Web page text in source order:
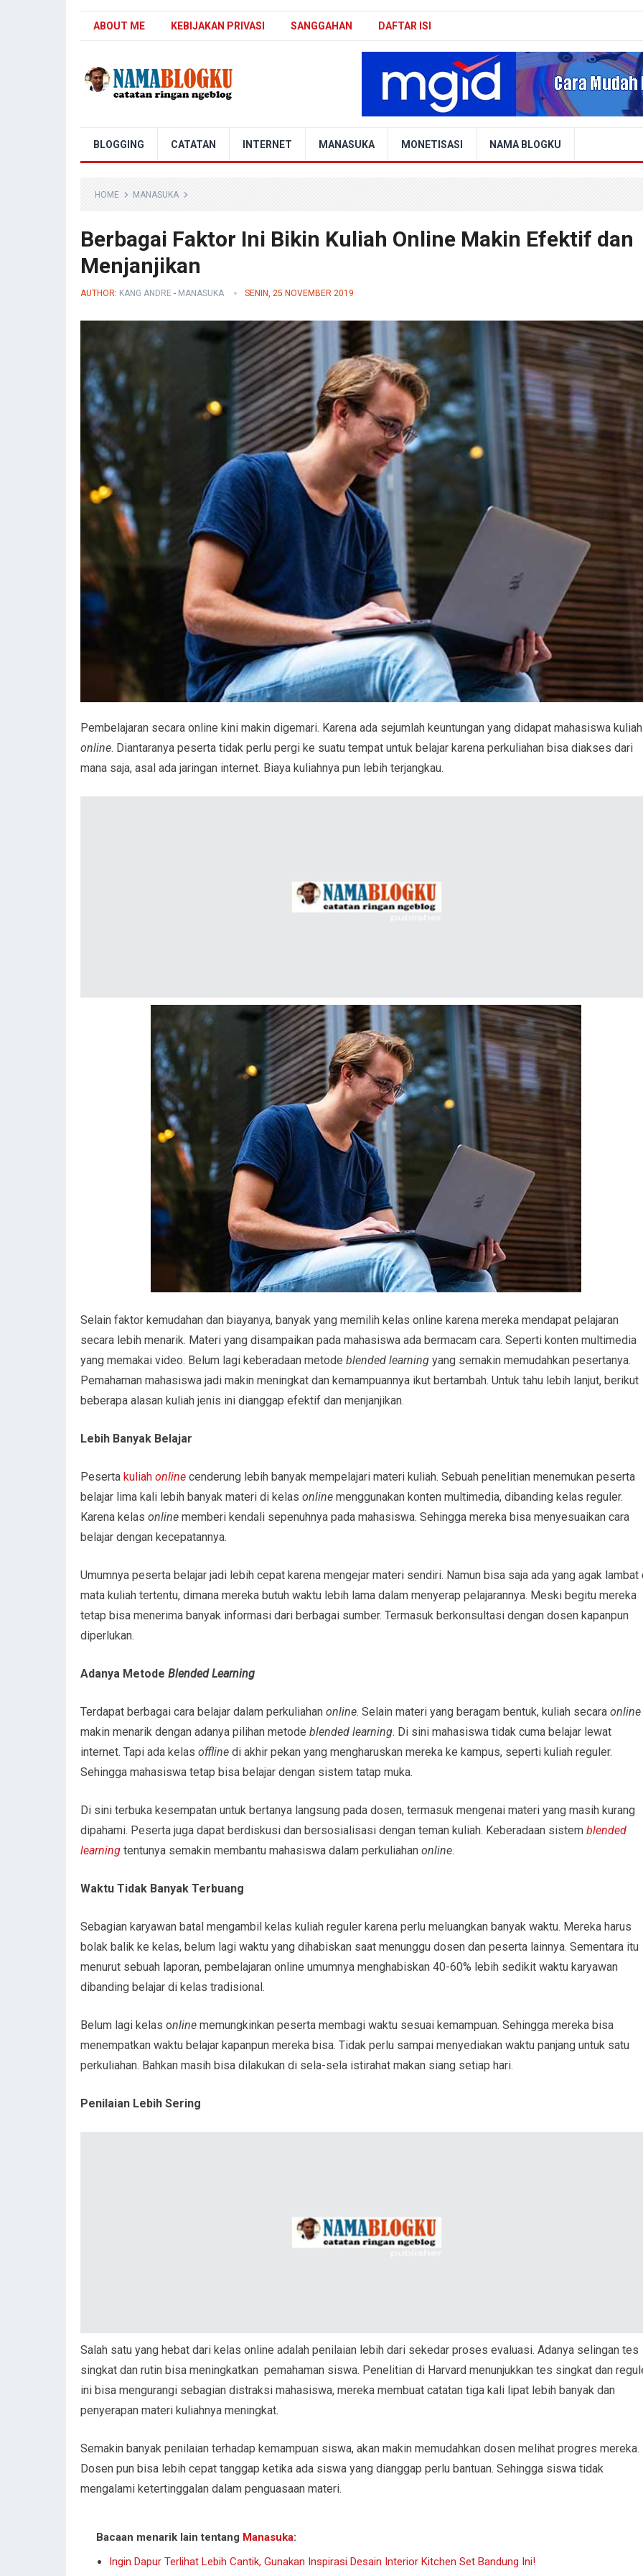
ABOUT ME KEBIJAKAN PRIVASI SANGGAHAN DAFTAR ISI
BLOGGING CATATAN INTERNET MANASUKA MONETISASI NAMA BLOGKU
HOME MANASUKA
Berbagai Faktor Ini Bikin Kuliah Online Makin Efektif dan
Menjanjikan
AUTHOR: KANG ANDRE - MANASUKA SENIN, 25 NOVEMBER 2019
Pembelajaran secara online kini makin digemari. Karena ada sejumlah keuntungan yang didapat mahasiswa kuliah
online. Diantaranya peserta tidak perlu pergi ke suatu tempat untuk belajar karena perkuliahan bisa diakses dari
mana saja, asal ada jaringan internet. Biaya kuliahnya pun lebih terjangkau.
Selain faktor kemudahan dan biayanya, banyak yang memilih kelas online karena mereka mendapat pelajaran
secara lebih menarik. Materi yang disampaikan pada mahasiswa ada bermacam cara. Seperti konten multimedia
yang memakai video. Belum lagi keberadaan metode blended learning yang semakin memudahkan pesertanya.
Pemahaman mahasiswa jadi makin meningkat dan kemampuannya ikut bertambah. Untuk tahu lebih lanjut, berikut
beberapa alasan kuliah jenis ini dianggap efektif dan menjanjikan.
Lebih Banyak Belajar
Peserta kuliah online cenderung lebih banyak mempelajari materi kuliah. Sebuah penelitian menemukan peserta
belajar lima kali lebih banyak materi di kelas online menggunakan konten multimedia, dibanding kelas reguler.
Karena kelas online memberi kendali sepenuhnya pada mahasiswa. Sehingga mereka bisa menyesuaikan cara
belajar dengan kecepatannya.
Umumnya peserta belajar jadi lebih cepat karena mengejar materi sendiri. Namun bisa saja ada yang agak lambat
mata kuliah tertentu, dimana mereka butuh waktu lebih lama dalam menyerap pelajarannya. Meski begitu mereka
tetap bisa menerima banyak informasi dari berbagai sumber. Termasuk berkonsultasi dengan dosen kapanpun
diperlukan.
Adanya Metode Blended Learning
Terdapat berbagai cara belajar dalam perkuliahan online. Selain materi yang beragam bentuk, kuliah secara online
makin menarik dengan adanya pilihan metode blended learning. Di sini mahasiswa tidak cuma belajar lewat
internet. Tapi ada kelas offline di akhir pekan yang mengharuskan mereka ke kampus, seperti kuliah reguler.
Sehingga mahasiswa tetap bisa belajar dengan sistem tatap muka.
Di sini terbuka kesempatan untuk bertanya langsung pada dosen, termasuk mengenai materi yang masih kurang
dipahami. Peserta juga dapat berdiskusi dan bersosialisasi dengan teman kuliah. Keberadaan sistem blended
learning tentunya semakin membantu mahasiswa dalam perkuliahan online.
Waktu Tidak Banyak Terbuang
Sebagian karyawan batal mengambil kelas kuliah reguler karena perlu meluangkan banyak waktu. Mereka harus
bolak balik ke kelas, belum lagi waktu yang dihabiskan saat menunggu dosen dan peserta lainnya. Sementara itu
menurut sebuah laporan, pembelajaran online umumnya menghabiskan 40-60% lebih sedikit waktu karyawan
dibanding belajar di kelas tradisional.
Belum lagi kelas online memungkinkan peserta membagi waktu sesuai kemampuan. Sehingga mereka bisa
menempatkan waktu belajar kapanpun mereka bisa. Tidak perlu sampai menyediakan waktu panjang untuk satu
perkuliahan. Bahkan masih bisa dilakukan di sela-sela istirahat makan siang setiap hari.
Penilaian Lebih Sering
Salah satu yang hebat dari kelas online adalah penilaian lebih dari sekedar proses evaluasi. Adanya selingan tes
singkat dan rutin bisa meningkatkan pemahaman siswa. Penelitian di Harvard menunjukkan tes singkat dan
ini bisa mengurangi sebagian distraksi mahasiswa, mereka membuat catatan tiga kali lipat lebih banyak dan
penyerapan materi kuliahnya meningkat.
Semakin banyak penilaian terhadap kemampuan siswa, akan makin memudahkan dosen melihat progres mereka.
Dosen pun bisa lebih cepat tanggap ketika ada siswa yang dianggap perlu bantuan. Sehingga siswa tidak
mengalami ketertinggalan dalam penguasaan materi.
Bacaan menarik lain tentang Manasuka:
Ingin Dapur Terlihat Lebih Cantik, Gunakan Inspirasi Desain Interior Kitchen Set Bandung Ini!